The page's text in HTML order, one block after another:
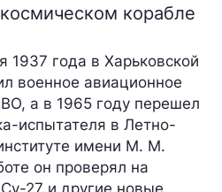
корабле
1937 года в Харьковской
военное авиационное
а в 1965 году перешел
испытателя в Летно-
имени М. М.
он проверял на
27 и другие новые